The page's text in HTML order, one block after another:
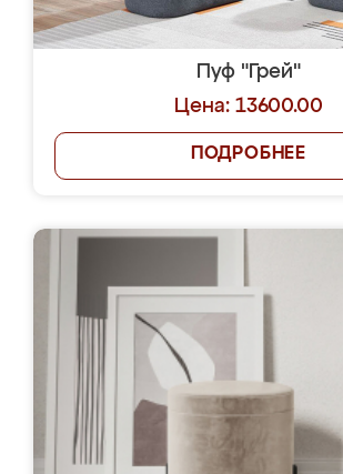
Пуф "Грей"
Цена: 13600.00
ПОДРОБНЕЕ